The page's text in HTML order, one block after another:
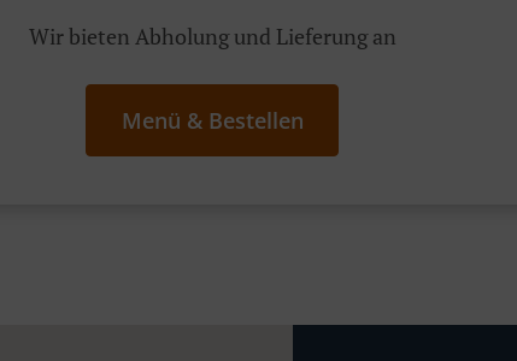
Wir bieten Abholung und Lieferung an
Menü & Bestellen